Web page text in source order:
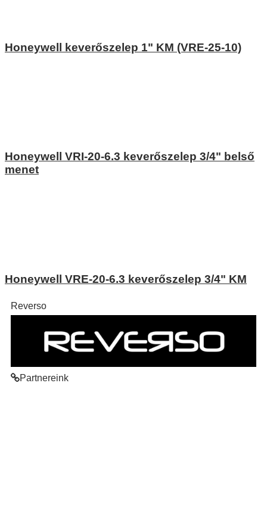
Honeywell keverőszelep 1" KM (VRE-25-10)
Honeywell VRI-20-6.3 keverőszelep 3/4" belső
menet
Honeywell VRE-20-6.3 keverőszelep 3/4" KM
Reverso
Partnereink